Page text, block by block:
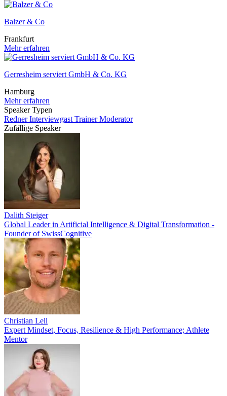
Balzer & Co
Frankfurt
Mehr erfahren
Gerresheim serviert GmbH & Co. KG
Hamburg
Mehr erfahren
Speaker Typen
RednerInterviewgast TrainerModerator
Zufällige Speaker
Dalith Steiger
Global Leader in Artificial Intelligence & Digital Transformation -
Founder of SwissCognitive
Christian Lell
Expert Mindset, Focus, Resilience & High Performance; Athlete
Mentor